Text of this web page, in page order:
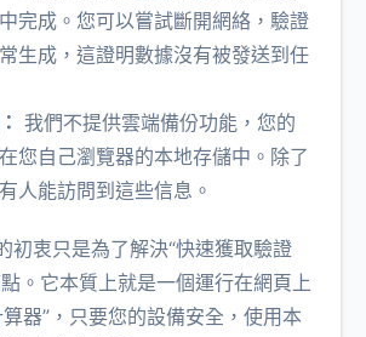
完成。您可以嘗試斷開網絡，驗證
生成，這證明數據沒有被發送到任
我們不提供雲端備份功能，您的
您自己瀏覽器的本地存儲中。除了
人能訪問到這些信息。
初衷只是為了解決“快速獲取驗證
。它本質上就是一個運行在網頁上
器”，只要您的設備安全，使用本